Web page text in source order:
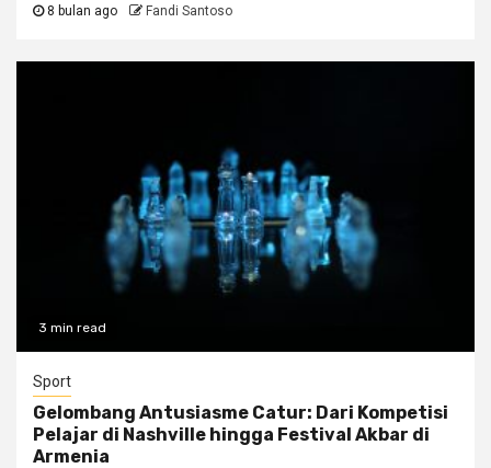
8 bulan ago Fandi Santoso
3 min read
Sport
Gelombang Antusiasme Catur: Dari Kompetisi
Pelajar di Nashville hingga Festival Akbar di
Armenia